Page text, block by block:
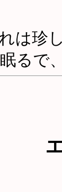
は珍
るで